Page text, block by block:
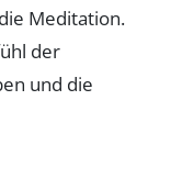
Meditation.
der
und die